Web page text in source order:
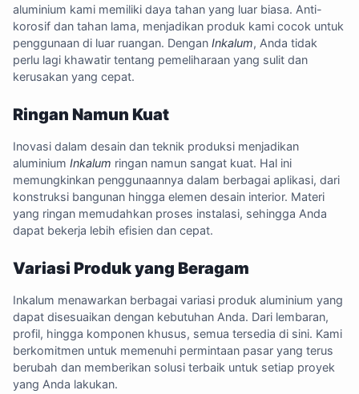
aluminium kami memiliki daya tahan yang luar biasa. Anti-
korosif dan tahan lama, menjadikan produk kami cocok untuk
penggunaan di luar ruangan. Dengan Inkalum, Anda tidak
perlu lagi khawatir tentang pemeliharaan yang sulit dan
kerusakan yang cepat.
Ringan Namun Kuat
Inovasi dalam desain dan teknik produksi menjadikan
aluminium Inkalum ringan namun sangat kuat. Hal ini
memungkinkan penggunaannya dalam berbagai aplikasi, dari
konstruksi bangunan hingga elemen desain interior. Materi
yang ringan memudahkan proses instalasi, sehingga Anda
dapat bekerja lebih efisien dan cepat.
Variasi Produk yang Beragam
Inkalum menawarkan berbagai variasi produk aluminium yang
dapat disesuaikan dengan kebutuhan Anda. Dari lembaran,
profil, hingga komponen khusus, semua tersedia di sini. Kami
berkomitmen untuk memenuhi permintaan pasar yang terus
berubah dan memberikan solusi terbaik untuk setiap proyek
yang Anda lakukan.